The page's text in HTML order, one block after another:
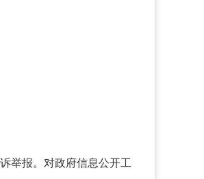
举报。对政府信息公开工